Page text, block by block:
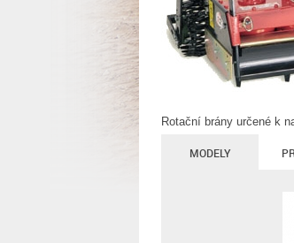
Rotační brány určené k
MODELY